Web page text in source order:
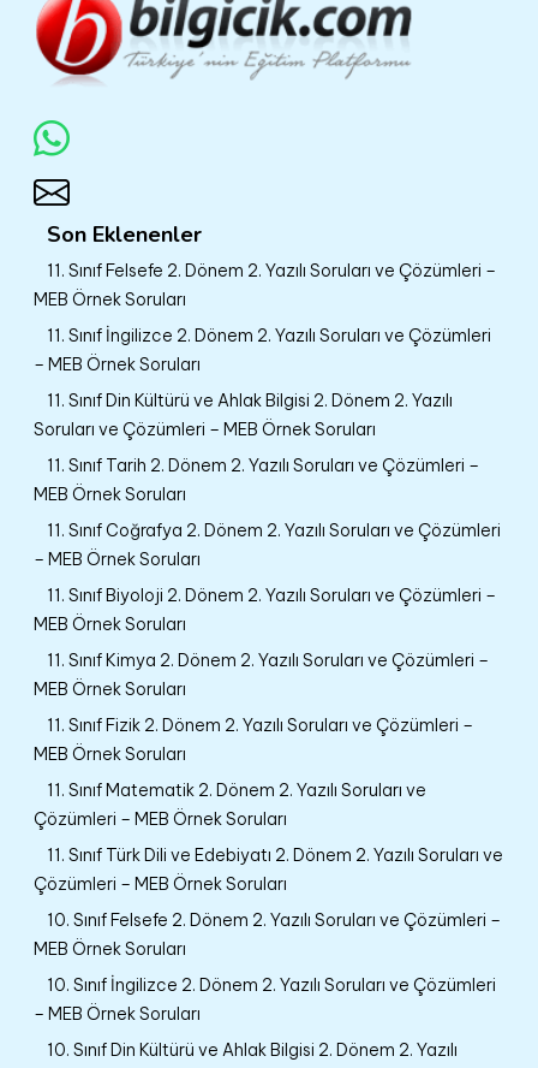
Son Eklenenler
11. Sınıf Felsefe 2. Dönem 2. Yazılı Soruları ve Çözümleri –
MEB Örnek Soruları
11. Sınıf İngilizce 2. Dönem 2. Yazılı Soruları ve Çözümleri
– MEB Örnek Soruları
11. Sınıf Din Kültürü ve Ahlak Bilgisi 2. Dönem 2. Yazılı
Soruları ve Çözümleri – MEB Örnek Soruları
11. Sınıf Tarih 2. Dönem 2. Yazılı Soruları ve Çözümleri –
MEB Örnek Soruları
11. Sınıf Coğrafya 2. Dönem 2. Yazılı Soruları ve Çözümleri
– MEB Örnek Soruları
11. Sınıf Biyoloji 2. Dönem 2. Yazılı Soruları ve Çözümleri –
MEB Örnek Soruları
11. Sınıf Kimya 2. Dönem 2. Yazılı Soruları ve Çözümleri –
MEB Örnek Soruları
11. Sınıf Fizik 2. Dönem 2. Yazılı Soruları ve Çözümleri –
MEB Örnek Soruları
11. Sınıf Matematik 2. Dönem 2. Yazılı Soruları ve
Çözümleri – MEB Örnek Soruları
11. Sınıf Türk Dili ve Edebiyatı 2. Dönem 2. Yazılı Soruları ve
Çözümleri – MEB Örnek Soruları
10. Sınıf Felsefe 2. Dönem 2. Yazılı Soruları ve Çözümleri –
MEB Örnek Soruları
10. Sınıf İngilizce 2. Dönem 2. Yazılı Soruları ve Çözümleri
– MEB Örnek Soruları
10. Sınıf Din Kültürü ve Ahlak Bilgisi 2. Dönem 2. Yazılı